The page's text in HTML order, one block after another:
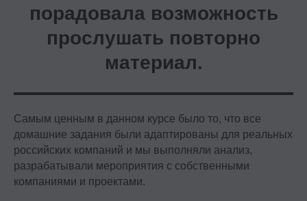
порадовала возможность
прослушать повторно
материал.
Самым ценным в данном курсе было то, что все
домашние задания были адаптированы для реальных
российских компаний и мы выполняли анализ,
разрабатывали мероприятия с собственными
компаниями и проектами.